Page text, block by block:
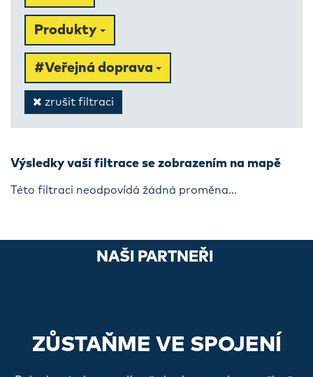
Produkty
#Veřejná doprava
zrušit filtraci
Výsledky vaší filtrace se zobrazením na mapě
Této filtraci neodpovídá žádná proměna...
NAŠI PARTNEŘI
ZŮSTAŇME VE SPOJENÍ